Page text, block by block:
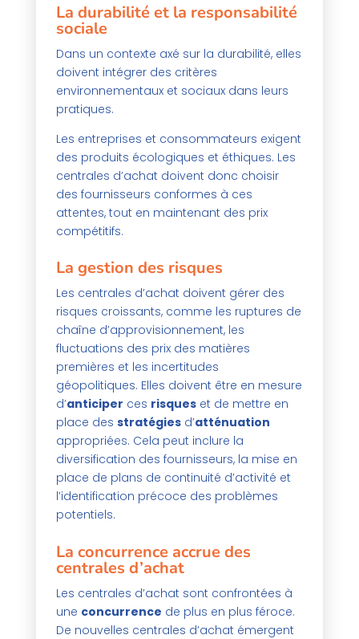
La durabilité et la responsabilité
sociale
Dans un contexte axé sur la durabilité, elles
doivent intégrer des critères
environnementaux et sociaux dans leurs
pratiques.
Les entreprises et consommateurs exigent
des produits écologiques et éthiques. Les
centrales d’achat doivent donc choisir
des fournisseurs conformes à ces
attentes, tout en maintenant des prix
compétitifs.
La gestion des risques
Les centrales d’achat doivent gérer des
risques croissants, comme les ruptures de
chaîne d’approvisionnement, les
fluctuations des prix des matières
premières et les incertitudes
géopolitiques. Elles doivent être en mesure
d’anticiper ces risqueset de mettre en
place des stratégiesd’atténuation
appropriées. Cela peut inclure la
diversification des fournisseurs, la mise en
place de plans de continuité d’activité et
l’identification précoce des problèmes
potentiels.
La concurrence accrue des
centrales d’achat
Les centrales d’achat sont confrontées à
une concurrence de plus en plus féroce.
De nouvelles centrales d’achat émergent